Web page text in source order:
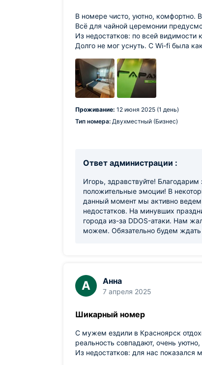
В номере чисто, уютно, комфортно.
Всё для чайной церемонии
Из недостатков: по всей
Долго не мог уснуть. С Wi-fi была
Проживание: 12 июня 2025 (1 день)
Тип номера: Двухместный (Бизнес)
Ответ администрации :
Игорь, здравствуйте!
положительные эмоции! В
данный момент мы активно
недостатков. На минувших
города из-за DDOS-атаки. Нам
можем. Обязательно будем
А Анна
7 апреля 2025
Шикарный номер
С мужем ездили в Красноярск
реальность совпадают, очень
Из недостатков: для нас